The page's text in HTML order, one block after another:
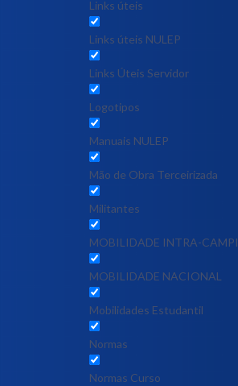
Links úteis
Links úteis NULEP
Links Úteis Servidor
Logotipos
Manuais NULEP
Mão de Obra Terceirizada
Militantes
MOBILIDADE INTRA-CAMPI
MOBILIDADE NACIONAL
Mobilidades Estudantil
Normas
Normas Curso